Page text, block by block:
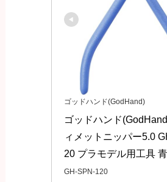
ゴッドハンド(GodHand)
ゴッドハンド
ィメットニッパー5.0
20 プラモデル用工具 青
GH-SPN-120